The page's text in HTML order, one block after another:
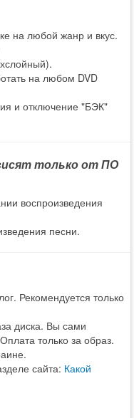
на любой жанр и вкус.
на любом DVD
и отключение "БЭК"
только от ПО
воспроизведения
песни.
Рекомендуется только
диска. Вы сами
только за образ.
сайта: Какой